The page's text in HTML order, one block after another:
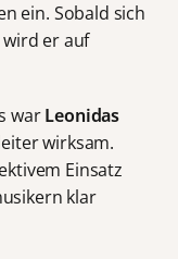
ein. Sobald sich
er auf
warLeonidas
wirksam.
Einsatz
klar